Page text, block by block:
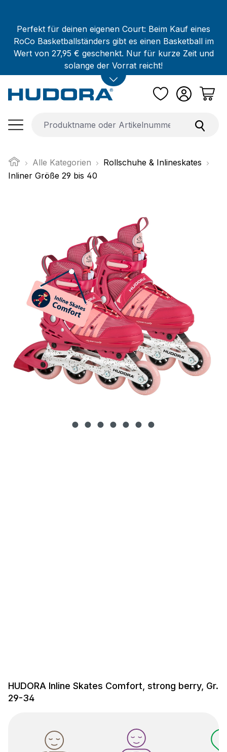
Perfekt für deinen eigenen Court: Beim Kauf eines
RoCo Basketballständers gibt es einen Basketball im
Wert von 27,95 € geschenkt. Nur für kurze Zeit und
solange der Vorrat reicht!
Alle Kategorien
Rollschuhe & Inlineskates
Inliner Größe 29 bis 40
HUDORA Inline Skates Comfort, strong berry, Gr.
29-34